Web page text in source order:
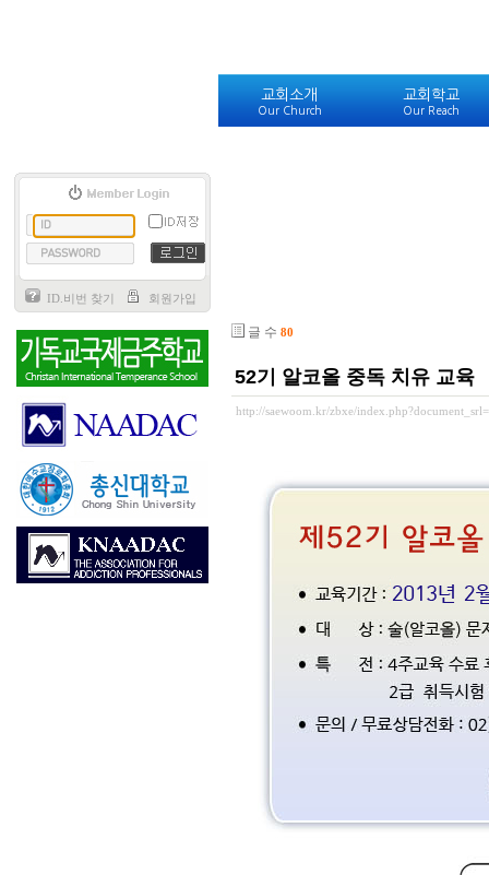
교회소개
Our Church
교회학교
Our Reach
ID.비번 찾기 회원가입
글 수 80
52기 알코올 중독 치유 교육
http://saewoom.kr/zbxe/